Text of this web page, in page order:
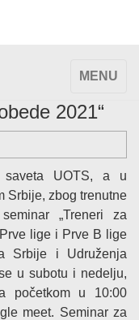
TOGGLE
MENU
2021“
saveta UOTS, a u
Srbije, zbog trenutne
„Treneri za
lige i Prve B lige
Srbije i Udruženja
u subotu i nedelju,
početkom u 10:00
meet. Seminar za